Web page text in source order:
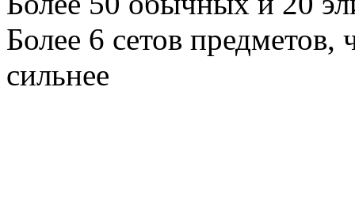
Более 6 сетов предметов,
сильнее